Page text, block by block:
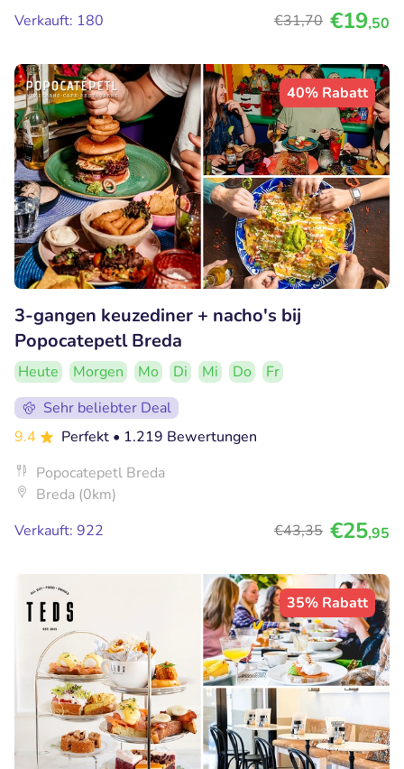
Verkauft: 180
€31,70 €19,50
40% Rabatt
3-gangen keuzediner + nacho's bij
Popocatepetl Breda
Heute Morgen Mo Di Mi Do
Fr
Sehr beliebter Deal
9.4
Perfekt • 1.219 Bewertungen
Popocatepetl Breda
Breda (0km)
Verkauft: 922
€43,35 €25,95
35% Rabatt